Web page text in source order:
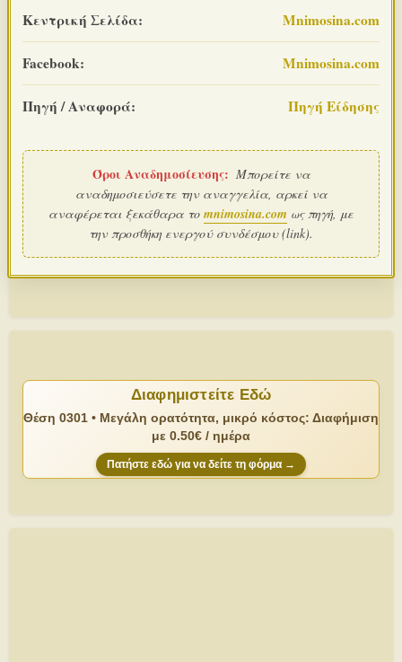
Κεντρική Σελίδα: Mnimosina.com
Facebook: Mnimosina.com
Πηγή / Αναφορά: Πηγή Είδησης
Όροι Αναδημοσίευσης: Μπορείτε να
αναδημοσιεύσετε την αναγγελία, αρκεί να
αναφέρεται ξεκάθαρα το mnimosina.com ως πηγή, με
την προσθήκη ενεργού συνδέσμου (link).
Διαφημιστείτε Εδώ
Θέση 0301 • Μεγάλη ορατότητα, μικρό κόστος: Διαφήμιση
με 0.50€ / ημέρα
Πατήστε εδώ για να δείτε τη φόρμα →